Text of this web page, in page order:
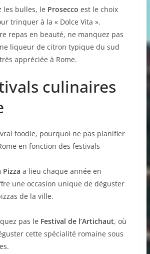
les bulles, le Prosecco est le choix
trinquer à la « Dolce Vita ».
repas en beauté, ne manquez pas
liqueur de citron typique du sud
appréciée à Rome.
culinaires
foodie, pourquoi ne pas planifier
en fonction des festivals
Pizza a lieu chaque année en
une occasion unique de déguster
de la ville.
pas le Festival de l’Artichaut, où
cette spécialité romaine sous